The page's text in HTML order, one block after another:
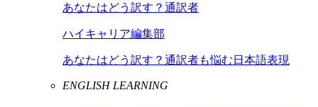
あなたはどう訳す？通訳者
ハイキャリア編集部
あなたはどう訳す？通訳者も悩む日本語表現
ENGLISH LEARNING